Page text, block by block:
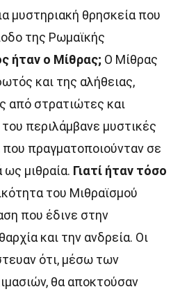
μυστηριακή θρησκεία που
της Ρωμαϊκής
ήταν ο Μίθρας; Ο Μίθρας
και της αλήθειας,
από στρατιώτες και
περιλάμβανε μυστικές
που πραγματοποιούνταν σε
ως μιθραία. Γιατί ήταν τόσο
του Μιθραϊσμού
που έδινε στην
και την ανδρεία. Οι
ότι, μέσω των
θα αποκτούσαν